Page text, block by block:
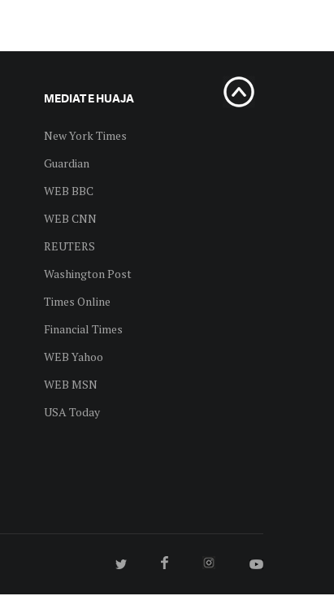
MEDIAT E HUAJA
New York Times
Guardian
WEB BBC
WEB CNN
REUTERS
Washington Post
Times Online
Financial Times
WEB Yahoo
WEB MSN
USA Today